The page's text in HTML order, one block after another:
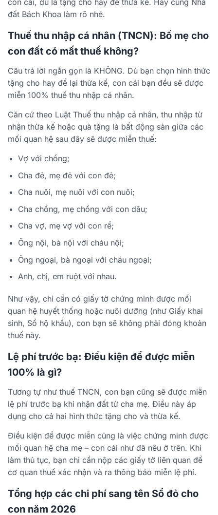
con cái, dù là tặng cho hay để thừa kế. Hãy cùng Nhà
đất Bách Khoa làm rõ nhé.
Thuế thu nhập cá nhân (TNCN): Bố mẹ cho
con đất có mất thuế không?
Câu trả lời ngắn gọn là KHÔNG. Dù bạn chọn hình thức
tặng cho hay để lại thừa kế, con cái bạn đều sẽ được
miễn 100% thuế thu nhập cá nhân.
Căn cứ theo Luật Thuế thu nhập cá nhân, thu nhập từ
nhận thừa kế hoặc quà tặng là bất động sản giữa các
mối quan hệ sau đây sẽ được miễn thuế:
Vợ với chồng;
Cha đẻ, mẹ đẻ với con đẻ;
Cha nuôi, mẹ nuôi với con nuôi;
Cha chồng, mẹ chồng với con dâu;
Cha vợ, mẹ vợ với con rể;
Ông nội, bà nội với cháu nội;
Ông ngoại, bà ngoại với cháu ngoại;
Anh, chị, em ruột với nhau.
Như vậy, chỉ cần có giấy tờ chứng minh được mối
quan hệ huyết thống hoặc nuôi dưỡng (như Giấy khai
sinh, Sổ hộ khẩu), con bạn sẽ không phải đóng khoản
thuế này.
Lệ phí trước bạ: Điều kiện để được miễn
100% là gì?
Tương tự như thuế TNCN, con bạn cũng sẽ được miễn
lệ phí trước bạ khi nhận đất từ cha mẹ. Điều này áp
dụng cho cả hai hình thức tặng cho và thừa kế.
Điều kiện để được miễn cũng là việc chứng minh được
mối quan hệ cha mẹ – con cái như đã nêu ở trên. Khi
làm thủ tục, bạn chỉ cần nộp các giấy tờ liên quan để
cơ quan thuế xác nhận và ra thông báo miễn lệ phí.
Tổng hợp các chi phí sang tên Sổ đỏ cho
con năm 2026